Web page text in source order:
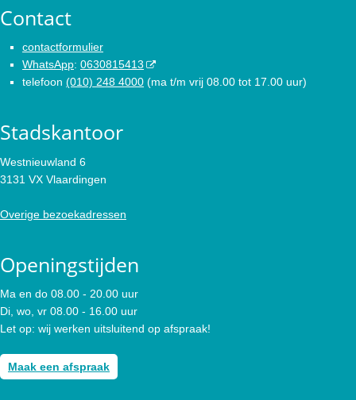
Contact
contactformulier
WhatsApp: 0630815413
telefoon (010) 248 4000 (ma t/m vrij 08.00 tot 17.00 uur)
Stadskantoor
Westnieuwland 6
3131 VX Vlaardingen
Overige bezoekadressen
Openingstijden
Ma en do 08.00 - 20.00 uur
Di, wo, vr 08.00 - 16.00 uur
Let op: wij werken uitsluitend op afspraak!
Maak een afspraak